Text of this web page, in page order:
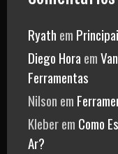
Ryath em
Diego Hora em
Ferramentas
Nilson em
Kleberem Como
Ar?